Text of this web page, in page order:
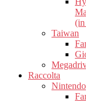
(in
Taiwan
Raccolta
Nintendo